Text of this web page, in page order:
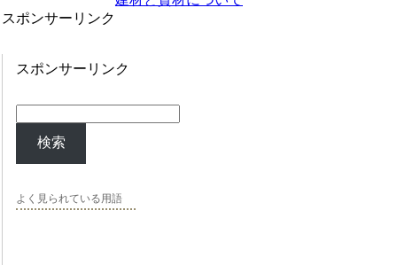
スポンサーリンク
スポンサーリンク
検索
よく見られている用語